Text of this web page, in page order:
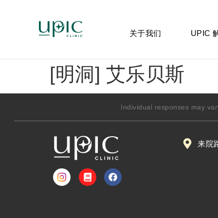
关于我们 UPIC
[明洞] 艾乐贝斯
Individual responses may
来院